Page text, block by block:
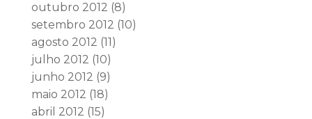
outubro 2012 (8)
setembro 2012 (10)
agosto 2012 (11)
julho 2012 (10)
junho 2012 (9)
maio 2012 (18)
abril 2012 (15)